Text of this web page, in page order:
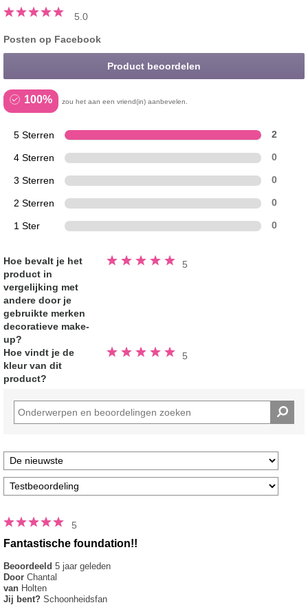
5.0
Posten op Facebook
Product beoordelen
100% zou het aan een vriend(in) aanbevelen.
5 Sterren 2
4 Sterren 0
3 Sterren 0
2 Sterren 0
1 Ster 0
Hoe bevalt je het
product in
vergelijking met
andere door je
gebruikte merken
decoratieve make-
up?
5
Beoordeeld
5.0
Hoe vindt je de
kleur van dit
product?
5
Beoordeeld
5.0
5
Fantastische foundation!!
Beoordeeld 5 jaar geleden
Door Chantal
van Holten
Jij bent? Schoonheidsfan